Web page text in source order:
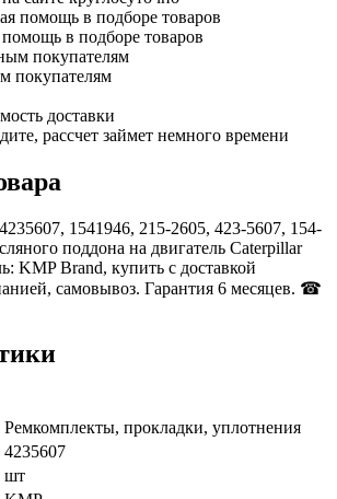
в подборе товаров
покупателям
доставки
рассчет займет немного времени
1541946, 215-2605, 423-5607, 154-
поддона на двигатель Caterpillar
KMP Brand, купить с доставкой
самовывоз. Гарантия 6 месяцев. ☎
Ремкомплекты, прокладки, уплотнения
4235607
шт